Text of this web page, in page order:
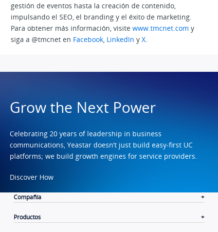
gestión de eventos hasta la creación de contenido,
impulsando el SEO, el branding y el éxito de marketing.
Para obtener más información, visitewww.tmcnet.com y
siga a @tmcnet en Facebook LinkedIn yX
Grow the Next Power
Celebrating 20 years of leadership in business
communications, Yeastar doesn’t just build easy-first UC
platforms; we build growth engines for service providers.
Discover How
Compañía
Productos